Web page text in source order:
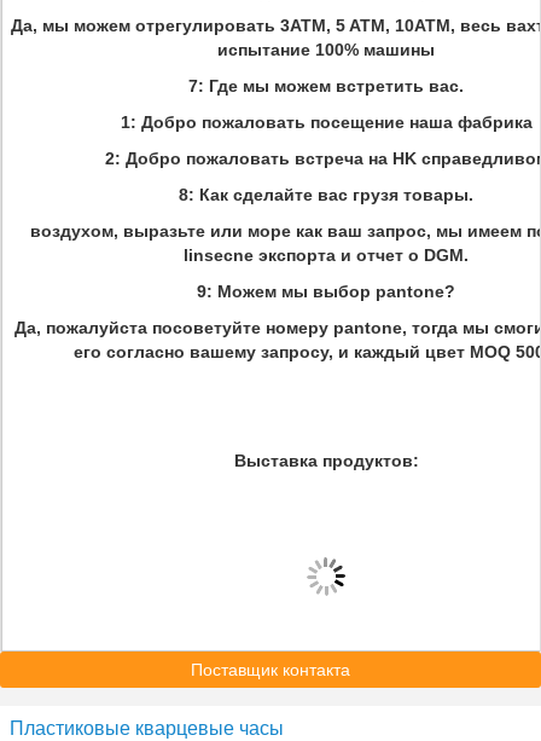
Да, мы можем отрегулировать 3ATM, 5 ATM, 10ATM, весь
испытание 100% машины
7: Где мы можем встретить вас.
1: Добро пожаловать посещение наша фабрика
2: Добро пожаловать встреча на HK
8: Как сделайте вас грузя товары.
воздухом, выразьте или море как ваш запрос, мы имеем
linsecne экспорта и отчет о DGM.
9: Можем мы выбор pantone?
Да, пожалуйста посоветуйте номеру pantone, тогда мы
его согласно вашему запросу, и каждый цвет MOQ
Выставка продуктов:
Поставщик контакта
Пластиковые кварцевые часы